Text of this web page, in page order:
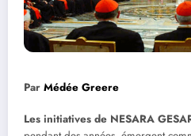
Par Médée Greere
Les initiatives de NESARA